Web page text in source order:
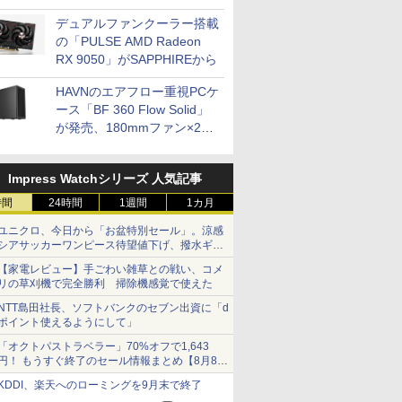
開発
デュアルファンクーラー搭載
の「PULSE AMD Radeon
RX 9050」がSAPPHIREから
HAVNのエアフロー重視PCケ
ース「BF 360 Flow Solid」
が発売、180mmファン×2搭
Impress Watchシリーズ 人気記事
24時間 1週間 1カ月
ニクロ、今日から「お盆特別セール」。涼感
アサッカーワンピース待望値下げ、撥水ギア
ョーツは1990円に
家電レビュー】手ごわい雑草との戦い、コメ
の草刈機で完全勝利 掃除機感覚で使えた
島田社長、ソフトバンクのセブン出資に「d
イント使えるようにして」
オクトパストラベラー」70%オフで1,643
！ もうすぐ終了のセール情報まとめ【8月8日
新】
ンテンドーeショップでは「大神 絶景版」が
、楽天へのローミングを9月末で終了